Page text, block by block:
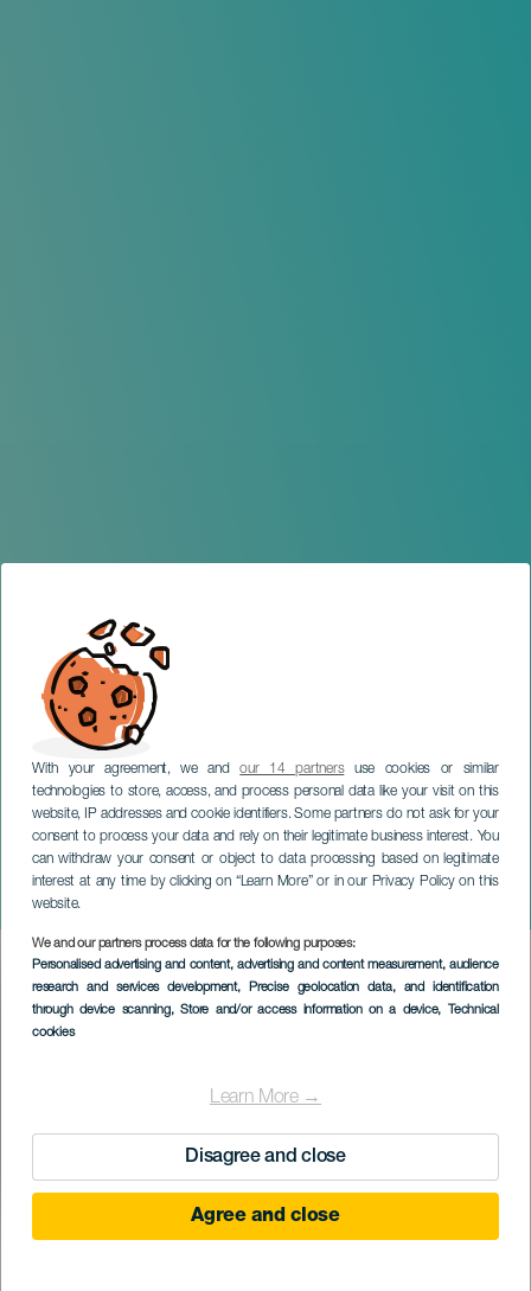
With your agreement, we andour 14 partnersuse cookies or similar
technologies to store, access, and process personal data like your visit on this
website, IP addresses and cookie identifiers. Some partners do not ask for your
consent to process your data and rely on their legitimate business interest. You
can withdraw your consent or object to data processing based on legitimate
interest at any time by clicking on “Learn More” or in our Privacy Policy on this
website.
We and our partners process data for the following purposes:
Personalised advertising and content, advertising and content measurement, audience
research and services development, Precise geolocation data, and identification
through device scanning, Store and/or access information on a device, Technical
cookies
Learn More →
Disagree and close
Agree and close
Cook Music Fest
ТЕНЕРИФЕ
Imagen
Listado